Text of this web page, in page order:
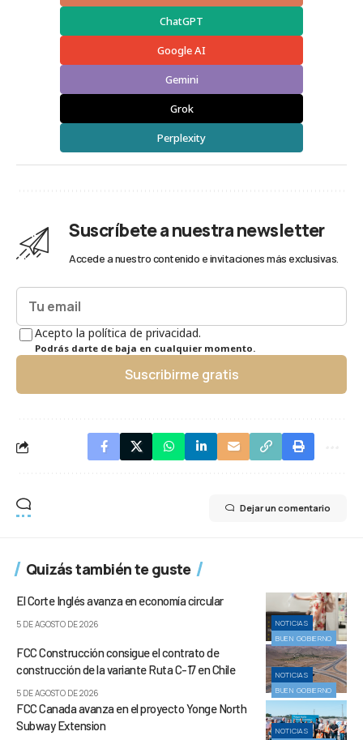
ChatGPT
Google AI
Gemini
Grok
Perplexity
Suscríbete a nuestra newsletter
Accede a nuestro contenido e invitaciones más exclusivas.
Acepto la política de privacidad.
Podrás darte de baja en cualquier momento.
Suscribirme gratis
Dejar un comentario
Quizás también te guste
NOTICIAS
BUEN GOBIERNO
El Corte Inglés avanza en economía circular
5 DE AGOSTO DE 2026
NOTICIAS
BUEN GOBIERNO
FCC Construcción consigue el contrato de
construcción de la variante Ruta C-17 en Chile
5 DE AGOSTO DE 2026
NOTICIAS
FCC Canada avanza en el proyecto Yonge North
Subway Extension